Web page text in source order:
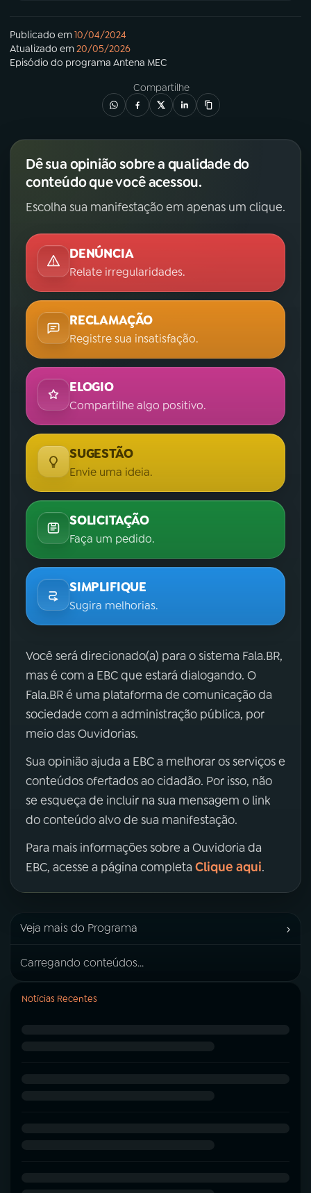
Publicado em10/04/2024
Atualizado em20/05/2026
Episódio do programa Antena MEC
Compartilhe
Dê sua opinião sobre a qualidade do
conteúdo que você acessou.
Escolha sua manifestação em apenas um clique.
DENÚNCIA
Relate irregularidades.
RECLAMAÇÃO
Registre sua insatisfação.
ELOGIO
Compartilhe algo positivo.
SUGESTÃO
Envie uma ideia.
SOLICITAÇÃO
Faça um pedido.
SIMPLIFIQUE
Sugira melhorias.
Você será direcionado(a) para o sistema Fala.BR,
mas é com a EBC que estará dialogando. O
Fala.BR é uma plataforma de comunicação da
sociedade com a administração pública, por
meio das Ouvidorias.
Sua opinião ajuda a EBC a melhorar os serviços e
conteúdos ofertados ao cidadão. Por isso, não
se esqueça de incluir na sua mensagem o link
do conteúdo alvo de sua manifestação.
Para mais informações sobre a Ouvidoria da
EBC, acesse a página completa Clique aqui.
Veja mais do Programa ›
Carregando conteúdos...
Notícias Recentes